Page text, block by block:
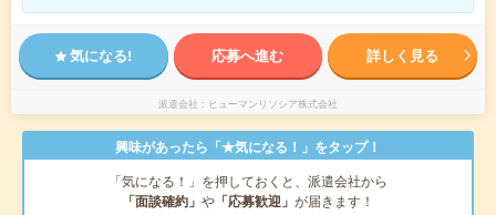
気になる! 応募へ進む 詳しく見る
派遣会社 ヒューマンリソシア株式会社
興味があったら「★気になる！」をタップ！
「気になる！」を押しておくと、派遣会社から
「面談確約」 や 「応募歓迎」 が届きます！